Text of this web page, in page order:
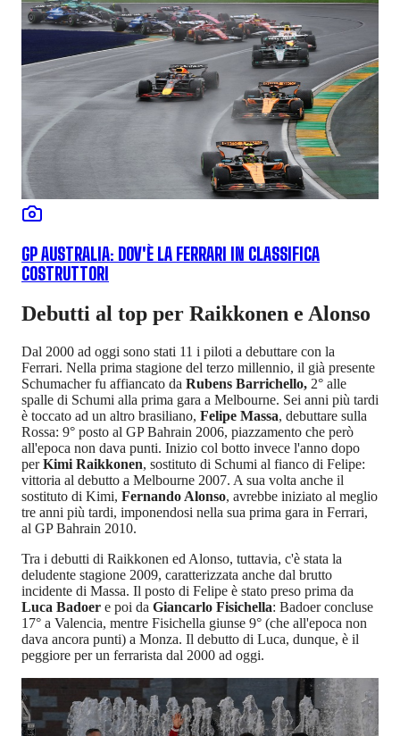
GP AUSTRALIA: DOV'È LA FERRARI IN CLASSIFICA
COSTRUTTORI
Debutti al top per Raikkonen e Alonso
Dal 2000 ad oggi sono stati 11 i piloti a debuttare con la
Ferrari. Nella prima stagione del terzo millennio, il già presente
Schumacher fu affiancato da Rubens Barrichello, 2° alle
spalle di Schumi alla prima gara a Melbourne. Sei anni più tardi
è toccato ad un altro brasiliano, Felipe Massa, debuttare sulla
Rossa: 9° posto al GP Bahrain 2006, piazzamento che però
all'epoca non dava punti. Inizio col botto invece l'anno dopo
perKimi Raikkonen, sostituto di Schumi al fianco di Felipe:
vittoria al debutto a Melbourne 2007. A sua volta anche il
sostituto di Kimi, Fernando Alonso, avrebbe iniziato al meglio
tre anni più tardi, imponendosi nella sua prima gara in Ferrari,
al GP Bahrain 2010.
Tra i debutti di Raikkonen ed Alonso, tuttavia, c'è stata la
deludente stagione 2009, caratterizzata anche dal brutto
incidente di Massa. Il posto di Felipe è stato preso prima da
Luca Badoer e poi da Giancarlo Fisichella: Badoer concluse
17° a Valencia, mentre Fisichella giunse 9° (che all'epoca non
dava ancora punti) a Monza. Il debutto di Luca, dunque, è il
peggiore per un ferrarista dal 2000 ad oggi.